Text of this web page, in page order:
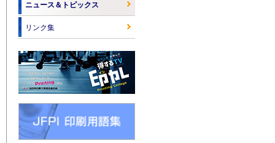
ニュース＆トピックス
リンク集